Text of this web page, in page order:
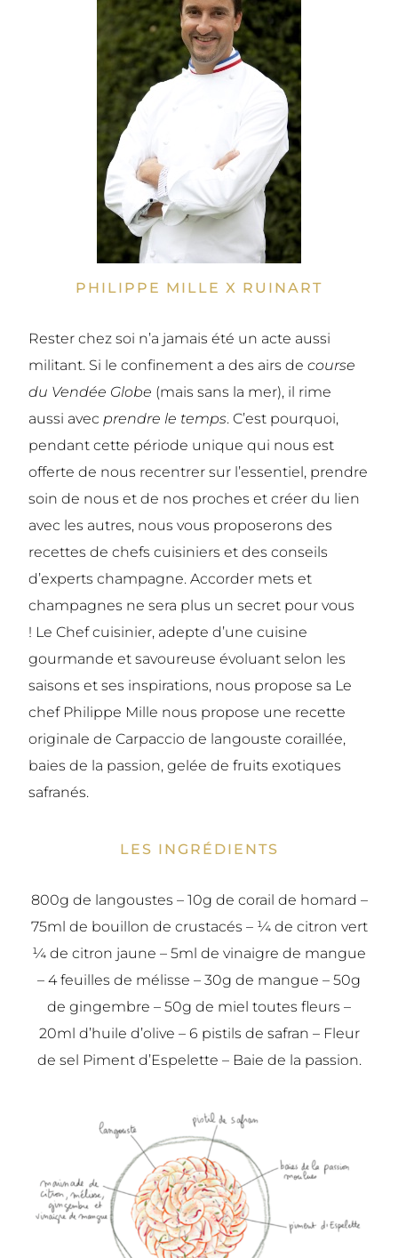
PHILIPPE MILLE X RUINART
Rester chez soi n’a jamais été un acte aussi
militant. Si le confinement a des airs decourse
du Vendée Globe (mais sans la mer), il rime
aussi avec prendre le temps. C’est pourquoi,
pendant cette période unique qui nous est
offerte de nous recentrer sur l’essentiel, prendre
soin de nous et de nos proches et créer du lien
avec les autres, nous vous proposerons des
recettes de chefs cuisiniers et des conseils
d’experts champagne. Accorder mets et
champagnes ne sera plus un secret pour vous
! Le Chef cuisinier, adepte d’une cuisine
gourmande et savoureuse évoluant selon les
saisons et ses inspirations, nous propose sa Le
chef Philippe Mille nous propose une recette
originale de Carpaccio de langouste coraillée,
baies de la passion, gelée de fruits exotiques
safranés.
LES INGRÉDIENTS
800g de langoustes – 10g de corail de homard –
75ml de bouillon de crustacés – ¼ de citron vert
¼ de citron jaune – 5ml de vinaigre de mangue
– 4 feuilles de mélisse – 30g de mangue – 50g
de gingembre – 50g de miel toutes fleurs –
20ml d’huile d’olive – 6 pistils de safran – Fleur
de sel Piment d’Espelette – Baie de la passion.